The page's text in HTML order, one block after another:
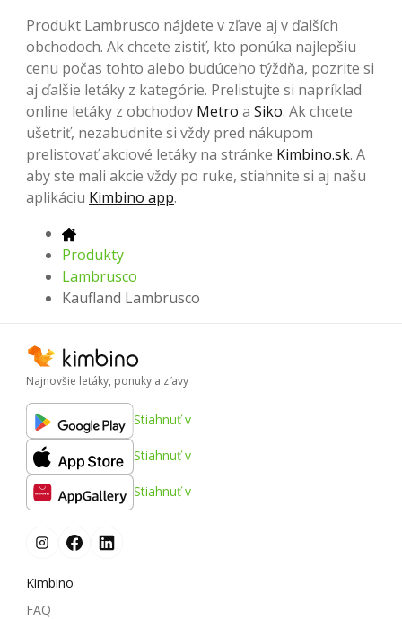
Produkt Lambrusco nájdete v zľave aj v ďalších
obchodoch. Ak chcete zistiť, kto ponúka najlepšiu
cenu počas tohto alebo budúceho týždňa, pozrite si
aj ďalšie letáky z kategórie. Prelistujte si napríklad
online letáky z obchodov Metro a Siko. Ak chcete
ušetriť, nezabudnite si vždy pred nákupom
prelistovať akciové letáky na stránke Kimbino.sk. A
aby ste mali akcie vždy po ruke, stiahnite si aj našu
aplikáciu Kimbino app.
Produkty
Lambrusco
Kaufland Lambrusco
Najnovšie letáky, ponuky a zľavy
Stiahnuť v
Stiahnuť v
Stiahnuť v
Kimbino
FAQ